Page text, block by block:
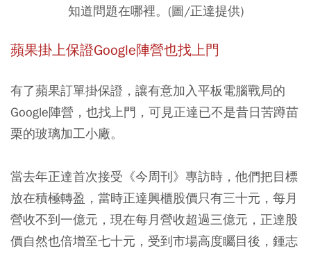
知道問題在哪裡。(圖/正達提供)
蘋果掛上保證Google陣營也找上門
有了蘋果訂單掛保證，讓有意加入平板電腦戰局的
Google陣營，也找上門，可見正達已不是昔日苦蹲苗
栗的玻璃加工小廠。
當去年正達首次接受《今周刊》專訪時，他們把目標
放在積極轉盈，當時正達興櫃股價只有三十元，每月
營收不到一億元，現在每月營收超過三億元，正達股
價自然也倍增至七十元，受到市場高度矚目後，鍾志